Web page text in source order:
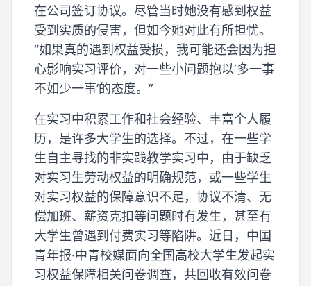
在公司签订协议。尽管当时她没有感到权益
受到实质的侵害，但如今她对此有所担忧。
“如果真的遇到权益受损，我可能还会因为担
心影响实习评价，对一些小问题抱以‘多一事
不如少一事’的态度。”
在实习中积累工作和社会经验、丰富个人履
历，是许多大学生的选择。不过，在一些学
生自主寻找的非实践教学实习中，由于缺乏
对实习生劳动权益的明确规范，或一些学生
对实习权益的保障意识不足，协议不清、无
偿加班、薪资克扣等问题时有发生，甚至有
大学生曾遇到付费实习等陷阱。近日，中国
青年报·中青校媒面向全国高校大学生发起实
习权益保障相关问卷调查，共回收有效问卷